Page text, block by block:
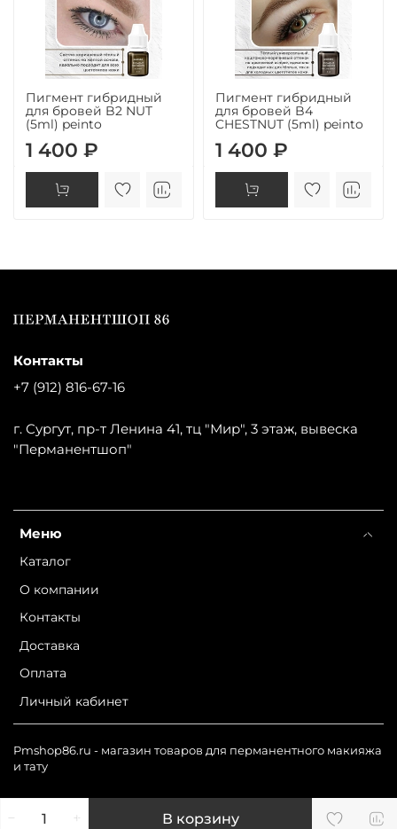
В корзину
Пигмент гибридный
для бровей B2 NUT
(5ml) peinto
1 400 ₽
Пигмент гибридный
для бровей B4
CHESTNUT (5ml) peinto
1 400 ₽
Меню
Каталог
О компании
Контакты
Доставка
Оплата
Личный кабинет
Контакты
+7 (912) 816-67-16
г. Сургут, пр-т Ленина 41, тц "Мир", 3 этаж, вывеска
"Перманентшоп"
Pmshop86.ru - магазин товаров для перманентного макияжа
и тату